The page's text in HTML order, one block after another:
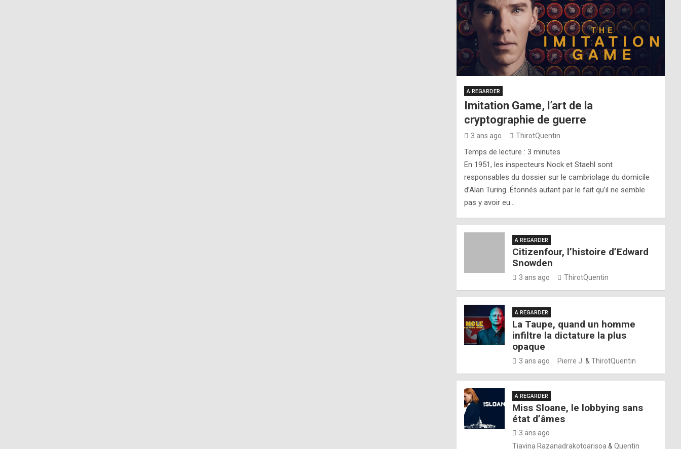
A REGARDER
Imitation Game, l’art de la
cryptographie de guerre
3 ans ago ThirotQuentin
Temps de lecture :3 minutes
En 1951, les inspecteurs Nock et Staehl sont
responsables du dossier sur le cambriolage du domicile
d’Alan Turing. Étonnés autant par le fait qu’il ne semble
pas y avoir eu…
A REGARDER
Citizenfour, l’histoire d’Edward
Snowden
3 ans ago ThirotQuentin
A REGARDER
La Taupe, quand un homme
infiltre la dictature la plus
opaque
3 ans ago Pierre J. &ThirotQuentin
A REGARDER
Miss Sloane, le lobbying sans
état d’âmes
3 ans ago
Tiavina Razanadrakotoarisoa &Quentin